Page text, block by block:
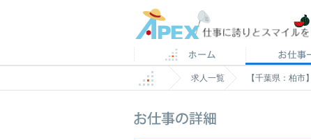
求人一覧 【千葉県：柏